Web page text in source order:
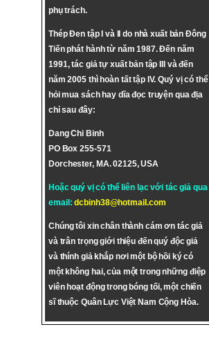
phụ trách.
Thép Đen tập I và II do nhà xuất bản Đông
Tiến phát hành từ năm 1987. Đến năm
1991, tác giả tự xuất bản tập III và đến
năm 2005 thì hoàn tất tập IV. Quý vị có thể
hỏi mua sách hay dĩa đọc truyện qua địa
chỉ sau đây:
Dang Chi Binh
PO Box 255-571
Dorchester, MA. 02125, USA
Hoặc quý vị có thể liên lạc với tác giả qua
email:dcbinh38@hotmail.com
Chúng tôi xin chân thành cám ơn tác giả
và trân trọng giới thiệu đến quý độc giả
và thính giả khắp nơi một bộ hồi ký có
một không hai, của một trong những điệp
viên hoạt động trong bóng tối, một chiến
sĩ thuộc Quân Lực Việt Nam Cộng Hòa.